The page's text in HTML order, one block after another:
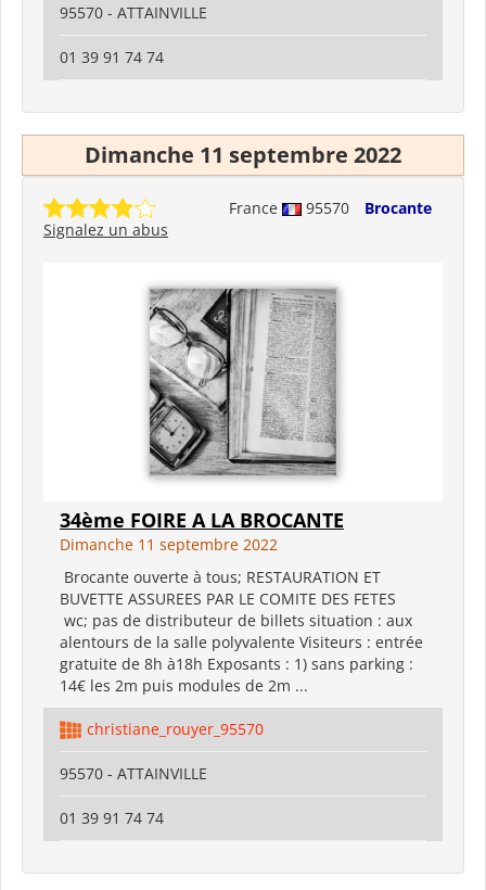
95570 - ATTAINVILLE
01 39 91 74 74
Dimanche 11 septembre 2022
France 95570
Brocante
Signalez un abus
34ème FOIRE A LA BROCANTE
Dimanche 11 septembre 2022
Brocante ouverte à tous; RESTAURATION ET
BUVETTE ASSUREES PAR LE COMITE DES FETES
wc; pas de distributeur de billets situation : aux
alentours de la salle polyvalente Visiteurs : entrée
gratuite de 8h à18h Exposants : 1) sans parking :
14€ les 2m puis modules de 2m ...
christiane_rouyer_95570
95570 - ATTAINVILLE
01 39 91 74 74